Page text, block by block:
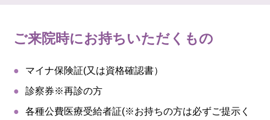
ご来院時にお持ちいただくもの
マイナ保険証(又は資格確認書）
診察券※再診の方
各種公費医療受給者証(※お持ちの方は必ずご提示く